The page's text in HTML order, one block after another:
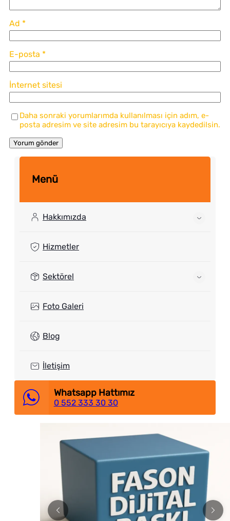
Ad *
E-posta *
İnternet sitesi
Daha sonraki yorumlarımda kullanılması için adım, e-
posta adresim ve site adresim bu tarayıcıya kaydedilsin.
Menü
Hakkımızda
Hizmetler
Sektörel
Foto Galeri
Blog
İletişim
Whatsapp Hattımız
0 552 333 30 30